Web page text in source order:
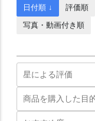
日付順 ↓ 評価順
写真・動画付き順